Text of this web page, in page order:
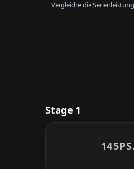
Vergleiche die
Stage 1